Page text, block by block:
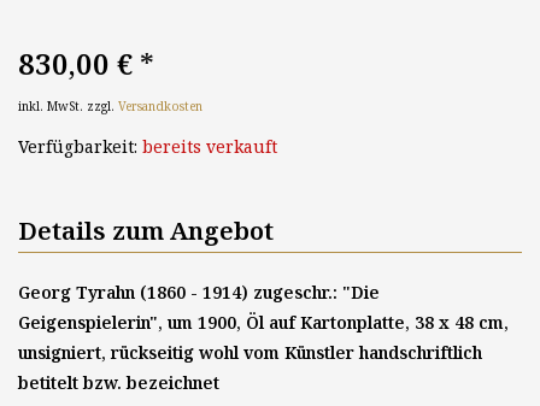
830,00 € *
inkl. MwSt. zzgl. Versandkosten
Verfügbarkeit: bereits verkauft
Details zum Angebot
Georg Tyrahn (1860 - 1914) zugeschr.: "Die
Geigenspielerin", um 1900, Öl auf Kartonplatte, 38 x 48 cm,
unsigniert, rückseitig wohl vom Künstler handschriftlich
betitelt bzw. bezeichnet